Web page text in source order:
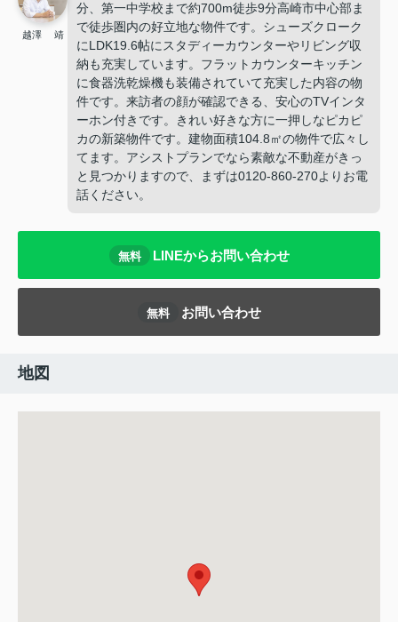
越澤 靖
分、第一中学校まで約700m徒歩9分高崎市中心部ま
で徒歩圏内の好立地な物件です。シューズクローク
にLDK19.6帖にスタディーカウンターやリビング収
納も充実しています。フラットカウンターキッチン
に食器洗乾燥機も装備されていて充実した内容の物
件です。来訪者の顔が確認できる、安心のTVインタ
ーホン付きです。きれい好きな方に一押しなピカピ
カの新築物件です。建物面積104.8㎡の物件で広々し
てます。アシストプランでなら素敵な不動産がきっ
と見つかりますので、まずは0120-860-270よりお電
話ください。
無料 LINEからお問い合わせ
無料 お問い合わせ
地図